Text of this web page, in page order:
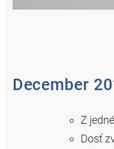
December
Z
Dosť